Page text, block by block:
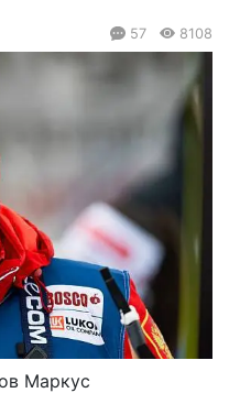
57 8108
Маркус